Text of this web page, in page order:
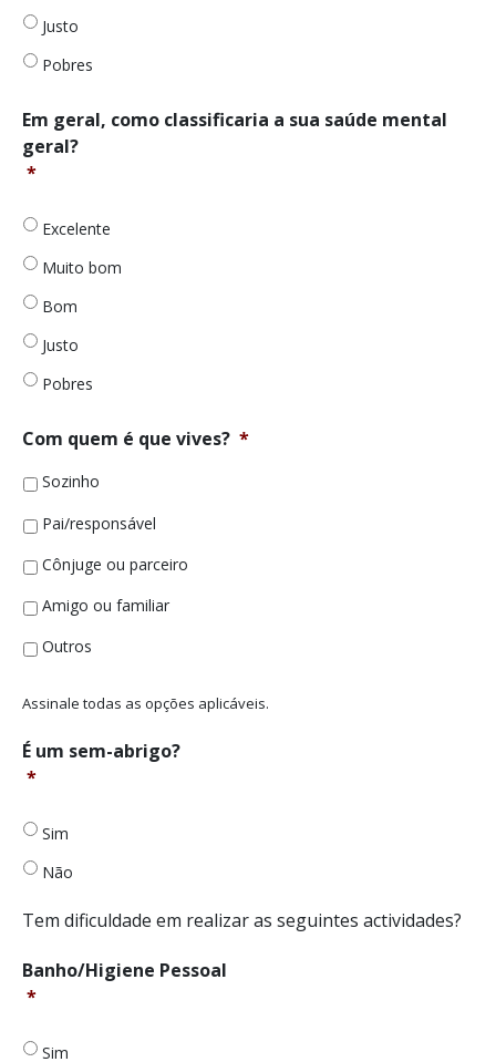
Justo
Pobres
Em
geral,
como
sua
saúde
mental
geral?
*
Em geral, como classificaria a sua saúde mental
geral?
*
Excelente
Muito bom
Bom
Justo
Pobres
Com quem é que vives? *
Sozinho
Pai/responsável
Cônjuge ou parceiro
Amigo ou familiar
Outros
Assinale todas as opções aplicáveis.
É
um
*
É um sem-abrigo?
*
Sim
Não
Tem dificuldade em realizar as seguintes actividades?
Banho/Higiene
pessoal
Banho/Higiene Pessoal
*
Sim